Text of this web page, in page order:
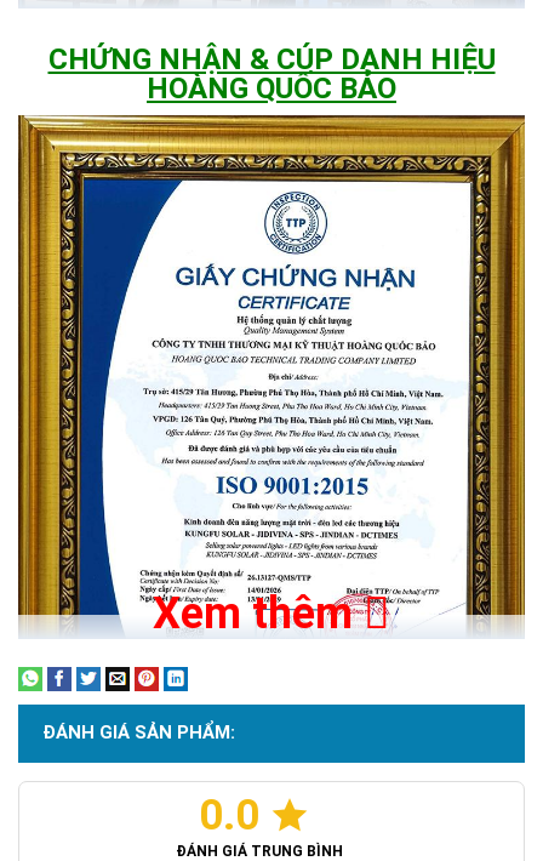
CHỨNG NHẬN & CÚP DANH HIỆU
HOÀNG QUỐC BẢO
Chứng nhận ISO 9001:2015
Xem thêm
ĐÁNH GIÁ SẢN PHẨM:
0.0
ĐÁNH GIÁ TRUNG BÌNH